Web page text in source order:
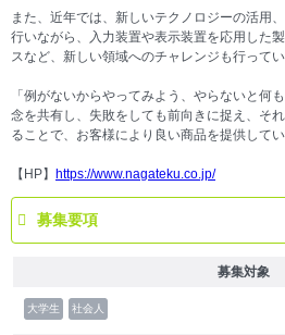
また、近年では、新しいテクノロジーの活用
行いながら、入力装置や表示装置を応用した
スなど、新しい領域へのチャレンジも行ってい
「例がないからやってみよう、やらないと何
念を共有し、失敗をしても前向きに捉え、そ
ることで、お客様により良い商品を提供して
【HP】 https://www.nagateku.co.jp/
募集要項
募集対象
大学生 社会人